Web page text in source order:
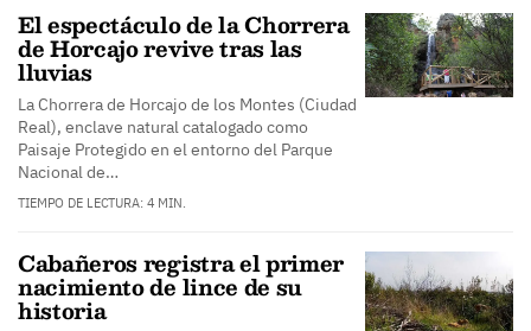
El espectáculo de la Chorrera
de Horcajo revive tras las
lluvias
La Chorrera de Horcajo de los Montes (Ciudad
Real), enclave natural catalogado como
Paisaje Protegido en el entorno del Parque
Nacional de…
TIEMPO DE LECTURA: 4 MIN.
Cabañeros registra el primer
nacimiento de lince de su
historia